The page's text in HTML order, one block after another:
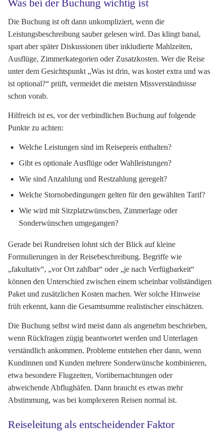
Was bei der Buchung wichtig ist
Die Buchung ist oft dann unkompliziert, wenn die
Leistungsbeschreibung sauber gelesen wird. Das klingt banal,
spart aber später Diskussionen über inkludierte Mahlzeiten,
Ausflüge, Zimmerkategorien oder Zusatzkosten. Wer die Reise
unter dem Gesichtspunkt „Was ist drin, was kostet extra und was
ist optional?“ prüft, vermeidet die meisten Missverständnisse
schon vorab.
Hilfreich ist es, vor der verbindlichen Buchung auf folgende
Punkte zu achten:
Welche Leistungen sind im Reisepreis enthalten?
Gibt es optionale Ausflüge oder Wahlleistungen?
Wie sind Anzahlung und Restzahlung geregelt?
Welche Stornobedingungen gelten für den gewählten Tarif?
Wie wird mit Sitzplatzwünschen, Zimmerlage oder
Sonderwünschen umgegangen?
Gerade bei Rundreisen lohnt sich der Blick auf kleine
Formulierungen in der Reisebeschreibung. Begriffe wie
„fakultativ“, „vor Ort zahlbar“ oder „je nach Verfügbarkeit“
können den Unterschied zwischen einem scheinbar vollständigen
Paket und zusätzlichen Kosten machen. Wer solche Hinweise
früh erkennt, kann die Gesamtsumme realistischer einschätzen.
Die Buchung selbst wird meist dann als angenehm beschrieben,
wenn Rückfragen zügig beantwortet werden und Unterlagen
verständlich ankommen. Probleme entstehen eher dann, wenn
Kundinnen und Kunden mehrere Sonderwünsche kombinieren,
etwa besondere Flugzeiten, Vorübernachtungen oder
abweichende Abflughäfen. Dann braucht es etwas mehr
Abstimmung, was bei komplexeren Reisen normal ist.
Reiseleitung als entscheidender Faktor